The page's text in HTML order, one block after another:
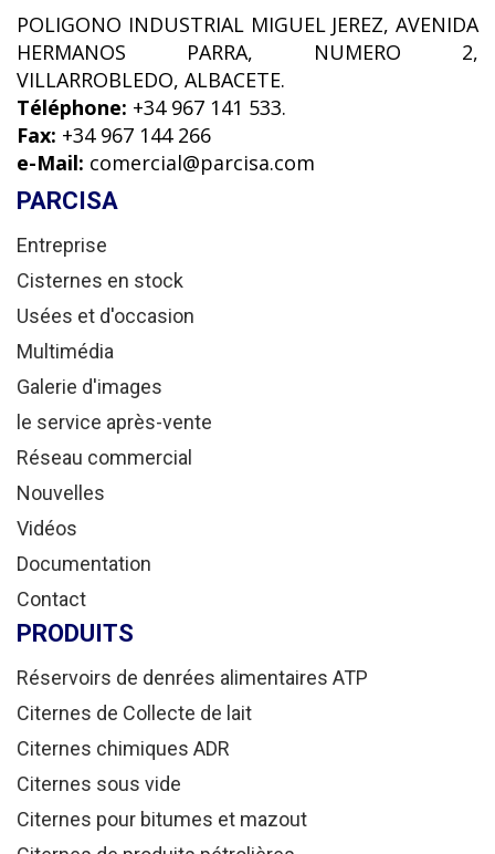
POLIGONO INDUSTRIAL MIGUEL JEREZ, AVENIDA
HERMANOS PARRA, NUMERO 2,
VILLARROBLEDO, ALBACETE.
Téléphone: +34 967 141 533.
Fax: +34 967 144 266
e-Mail: comercial@parcisa.com
PARCISA
Entreprise
Cisternes en stock
Usées et d'occasion
Multimédia
Galerie d'images
le service après-vente
Réseau commercial
Nouvelles
Vidéos
Documentation
Contact
PRODUITS
Réservoirs de denrées alimentaires ATP
Citernes de Collecte de lait
Citernes chimiques ADR
Citernes sous vide
Citernes pour bitumes et mazout